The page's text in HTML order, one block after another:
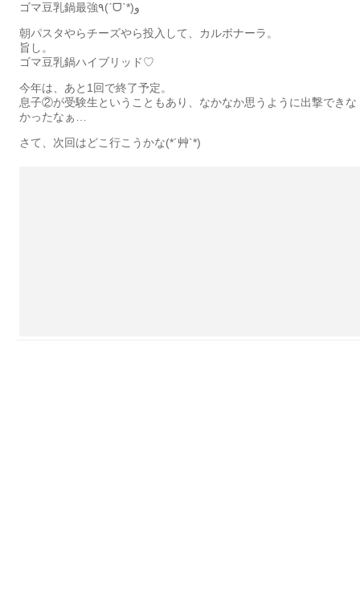
ゴマ豆乳鍋最強٩(ˊᗜˋ*)و
朝パスタやらチーズやら投入して、カルボナーラ。
旨し。
ゴマ豆乳鍋ハイブリッド♡
今年は、あと1回で終了予定。
息子②が受験生ということもあり、なかなか思うように出撃できな
かったなぁ…
さて、次回はどこ行こうかな(*´艸`*)